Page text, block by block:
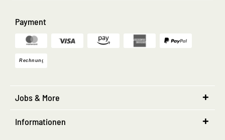
Payment
Jobs & More
Informationen